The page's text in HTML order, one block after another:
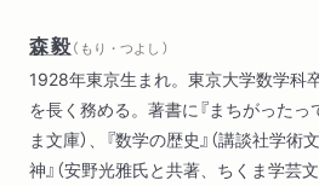
停車場で（小泉八雲）
森毅（ もり・つよし ）
1928年東京生まれ。東京大学数学科
を長く務める。著書に『まちがったっ
ま文庫）、『数学の歴史』（講談社学
神』（安野光雅氏と共著、ちくま学芸